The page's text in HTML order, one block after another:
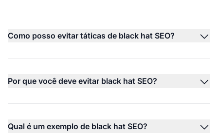
Como posso evitar táticas de black hat SEO?
Por que você deve evitar black hat SEO?
Qual é um exemplo de black hat SEO?